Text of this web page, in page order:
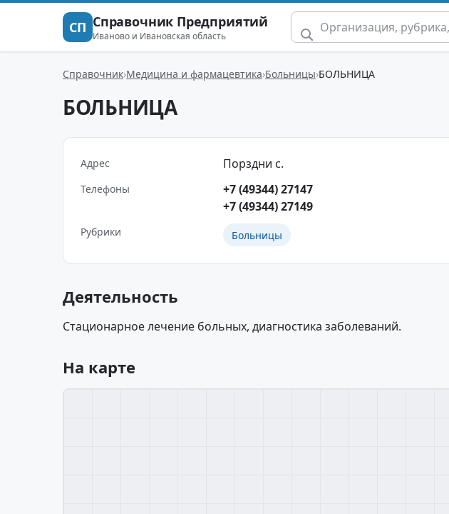
СП Справочник Предприятий
Иваново и Ивановская область
Справочник Медицина и фармацевтика Больницы БОЛЬНИЦА
БОЛЬНИЦА
Адрес Порздни с.
Телефоны
+7 (49344) 27147
+7 (49344) 27149
Рубрики Больницы
Деятельность
Стационарное лечение больных, диагностика заболеваний.
На карте